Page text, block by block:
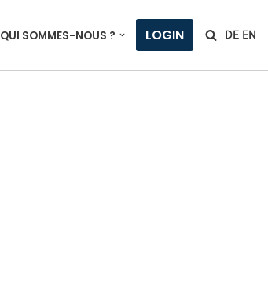
QUI SOMMES-NOUS ? LOGIN